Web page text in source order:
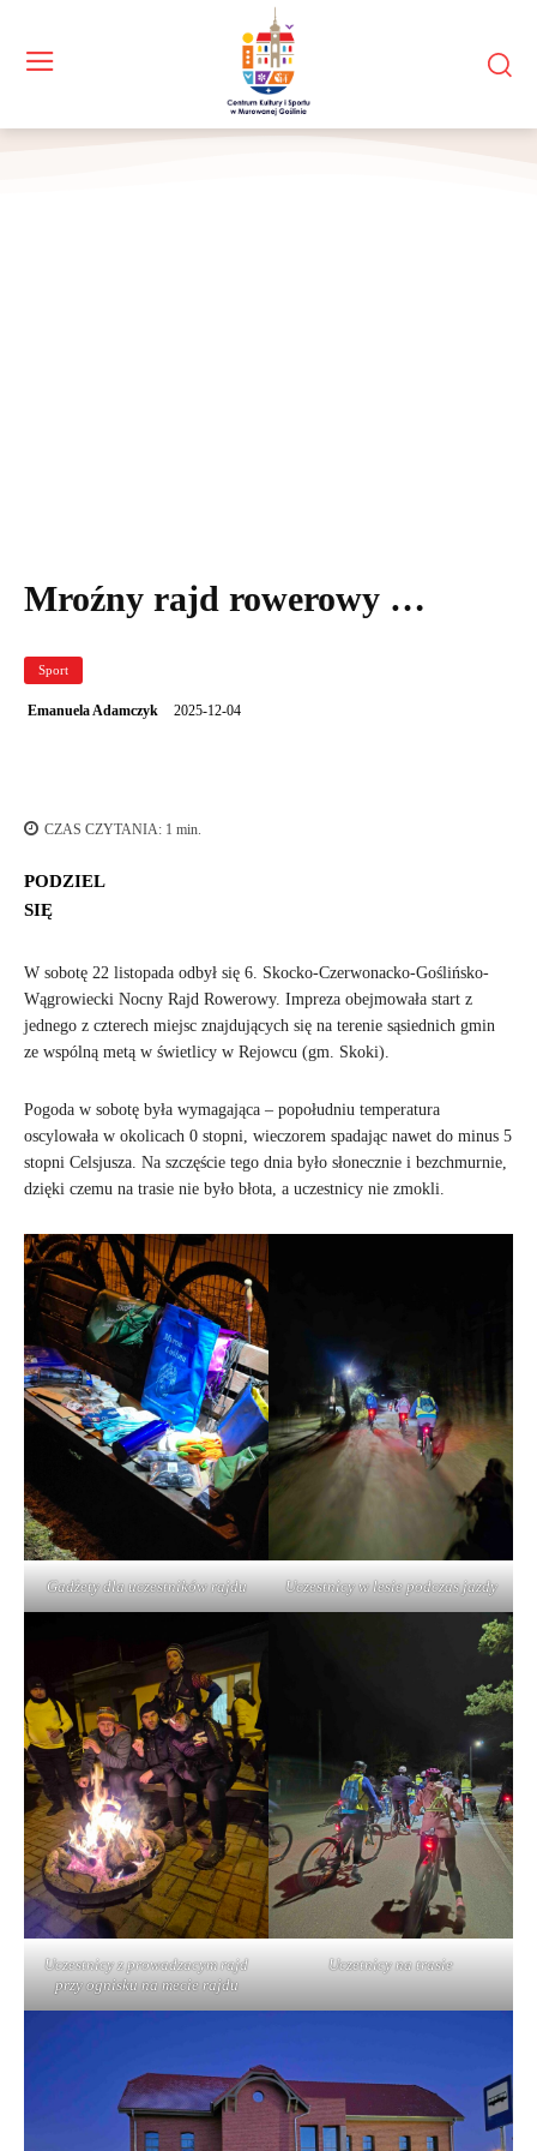
Mroźny rajd rowerowy …
Sport
Emanuela Adamczyk 2025-12-04
CZAS CZYTANIA: 1 min.
PODZIEL
SIĘ
W sobotę 22 listopada odbył się 6. Skocko-Czerwonacko-Goślińsko-
Wągrowiecki Nocny Rajd Rowerowy. Impreza obejmowała start z
jednego z czterech miejsc znajdujących się na terenie sąsiednich gmin
ze wspólną metą w świetlicy w Rejowcu (gm. Skoki).
Pogoda w sobotę była wymagająca – popołudniu temperatura
oscylowała w okolicach 0 stopni, wieczorem spadając nawet do minus 5
stopni Celsjusza. Na szczęście tego dnia było słonecznie i bezchmurnie,
dzięki czemu na trasie nie było błota, a uczestnicy nie zmokli.
Gadżety dla uczestników rajdu Uczestnicy w lesie podczas jazdy
Uczestnicy z prowadzacym rajd
przy ognisku na mecie rajdu
Uczetnicy na trasie